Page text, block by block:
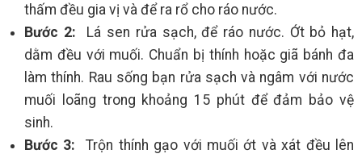
thấm đều gia vị và để ra rổ cho ráo nước.
Bước 2:
Lá sen rửa sạch, để ráo nước. Ớt bỏ hạt,
dằm đều với muối. Chuẩn bị thính hoặc giã bánh đa
làm thính. Rau sống bạn rửa sạch và ngâm với nước
muối loãng trong khoảng 15 phút để đảm bảo vệ
sinh.
Bước 3:
Trộn thính gạo với muối ớt và xát đều lên